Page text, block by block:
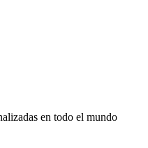
en todo el mundo